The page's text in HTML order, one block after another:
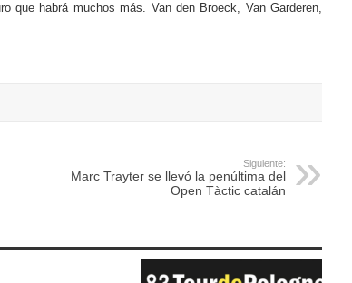
que habrá muchos más. Van den Broeck, Van Garderen,
Siguiente:
Marc Trayter se llevó la penúltima del
Open Tàctic catalán